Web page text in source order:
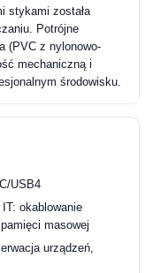
stykami została
Potrójne
(PVC z nylonowo-
mechaniczną i
środowisku.
USB4
okablowanie
masowej
urządzeń,